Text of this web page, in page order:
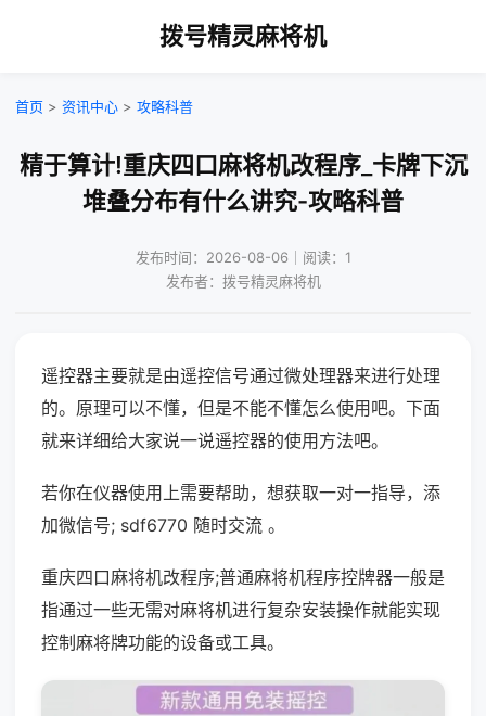
拨号精灵麻将机
首页 > 资讯中心 > 攻略科普
精于算计!重庆四口麻将机改程序_卡牌下沉
堆叠分布有什么讲究-攻略科普
发布时间：2026-08-06｜阅读：1
发布者：拨号精灵麻将机
遥控器主要就是由遥控信号通过微处理器来进行处理
的。原理可以不懂，但是不能不懂怎么使用吧。下面
就来详细给大家说一说遥控器的使用方法吧。
若你在仪器使用上需要帮助，想获取一对一指导，添
加微信号; sdf6770 随时交流 。
重庆四口麻将机改程序;普通麻将机程序控牌器一般是
指通过一些无需对麻将机进行复杂安装操作就能实现
控制麻将牌功能的设备或工具。